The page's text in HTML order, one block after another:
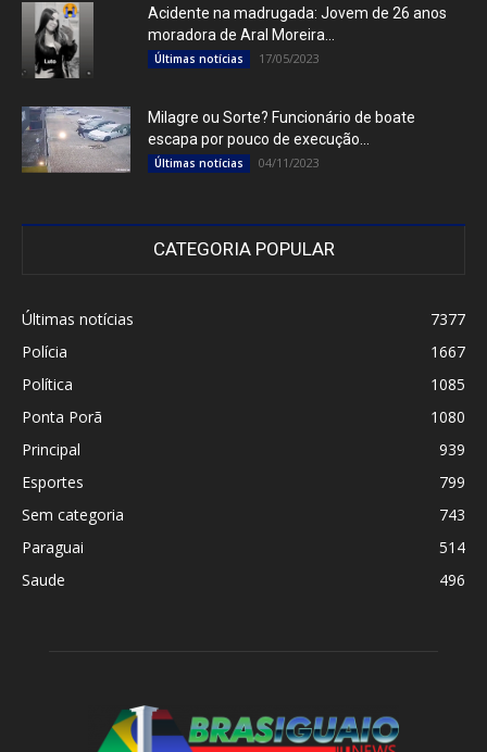
Acidente na madrugada: Jovem de 26 anos
moradora de Aral Moreira...
Últimas notícias 17/05/2023
Milagre ou Sorte? Funcionário de boate
escapa por pouco de execução...
Últimas notícias 04/11/2023
CATEGORIA POPULAR
Últimas notícias
7377
Polícia
1667
Política
1085
Ponta Porã
1080
Principal
939
Esportes
799
Sem categoria
743
Paraguai
514
Saude
496